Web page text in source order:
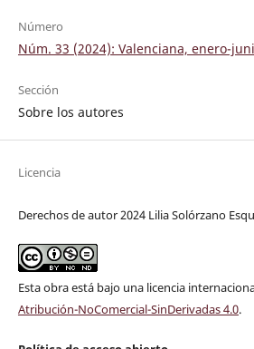
Número
Núm. 33 (2024): Valenciana, enero-
Sección
Sobre los autores
Licencia
Derechos de autor 2024 Lilia Solórzano
Esta obra está bajo una licencia
Atribución-NoComercial-SinDerivadas 4.0.